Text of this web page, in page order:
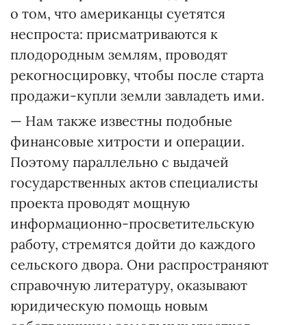
о том, что американцы суетятся
неспроста: присматриваются к
плодородным землям, проводят
рекогносцировку, чтобы после старта
продажи-купли земли завладеть ими.
— Нам также известны подобные
финансовые хитрости и операции.
Поэтому параллельно с выдачей
государственных актов специалисты
проекта проводят мощную
информационно-просветительскую
работу, стремятся дойти до каждого
сельского двора. Они распространяют
справочную литературу, оказывают
юридическую помощь новым